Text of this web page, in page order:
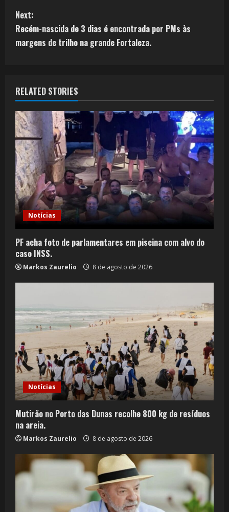
Next:
Recém-nascida de 3 dias é encontrada por PMs às
margens de trilho na grande Fortaleza.
RELATED STORIES
Notícias
PF acha foto de parlamentares em piscina com alvo do
caso INSS.
Markos Zaurelio 8 de agosto de 2026
Notícias
Mutirão no Porto das Dunas recolhe 800 kg de resíduos
na areia.
Markos Zaurelio 8 de agosto de 2026